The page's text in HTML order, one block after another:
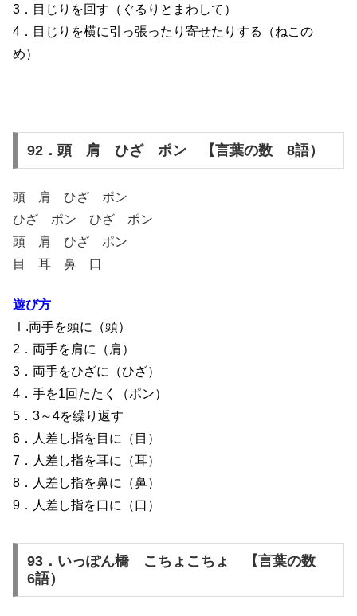
3．目じりを回す（ぐるりとまわして）
4．目じりを横に引っ張ったり寄せたりする（ねこの
め）
92．頭 肩 ひざ ポン 【言葉の数 8語）
頭 肩 ひざ ポン
ひざ ポン ひざ ポン
頭 肩 ひざ ポン
目 耳 鼻 口
遊び方
Ⅰ.両手を頭に（頭）
2．両手を肩に（肩）
3．両手をひざに（ひざ）
4．手を1回たたく（ポン）
5．3～4を繰り返す
6．人差し指を目に（目）
7．人差し指を耳に（耳）
8．人差し指を鼻に（鼻）
9．人差し指を口に（口）
93．いっぽん橋 こちょこちょ 【言葉の数
6語）